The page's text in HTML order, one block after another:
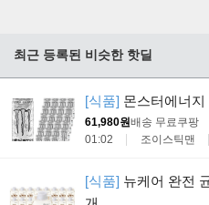
최근 등록된 비슷한 핫딜
[식품] 몬스터에너지
61,980원배송 무료쿠팡
01:02
조이스틱맨
[식품] 뉴케어 완전